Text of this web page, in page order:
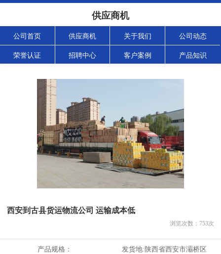
供应商机
公司首页 供应商机 关于我们 公司动态
荣誉认证 招聘中心 客户案例 产品知识
西安到古县货运物流公司 运输成本低
浏览次数： 753次
产品规格： 发货地:陕西省西安市灞桥区